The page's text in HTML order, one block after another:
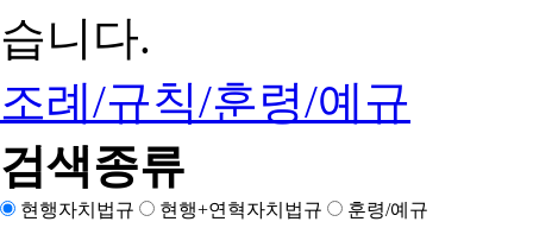
습니다.
조례/규칙/훈령/예규
검색종류
현행자치법규 현행+연혁자치법규 훈령/예규